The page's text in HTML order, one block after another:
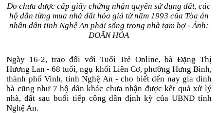
Do chưa được cấp giấy chứng nhận quyền sử dụng đất, các
hộ dân từng mua nhà đất hóa giá từ năm 1993 của Tòa án
nhân dân tỉnh Nghệ An phải sống trong nhà tạm bợ - Ảnh:
DOÃN HÒA
Ngày 16-2, trao đổi với Tuổi Trẻ Online, bà Đặng Thị
Hương Lan - 68 tuổi, ngụ khối Liên Cơ, phường Hưng Bình,
thành phố Vinh, tỉnh Nghệ An - cho biết đến nay gia đình
bà cũng như 7 hộ dân khác chưa nhận được kết quả xử lý
nhà, đất sau buổi tiếp công dân định kỳ của UBND tỉnh
Nghệ An.